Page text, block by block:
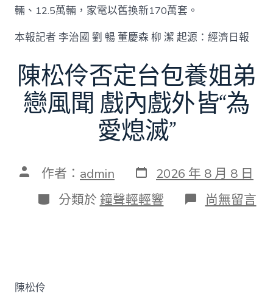
輛、12.5萬輛，家電以舊換新170萬套。
本報記者 李治國 劉 暢 董慶森 柳 潔 起源：經濟日報
陳松伶否定台包養姐弟
戀風聞 戲內戲外皆“為
愛熄滅”
文 作者： admin 發
表
日
期
2026 年 8 月 8 日
分
類
分類於 鐘聲輕輕響 在
〈陳
尚無留言
陳松伶